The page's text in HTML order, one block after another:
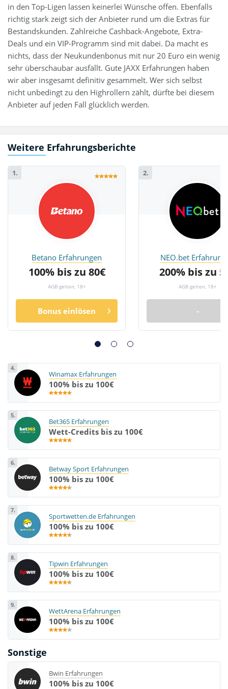
in den Top-Ligen lassen keinerlei Wünsche offen. Ebenfalls
richtig stark zeigt sich der Anbieter rund um die Extras für
Bestandskunden. Zahlreiche Cashback-Angebote, Extra-
Deals und ein VIP-Programm sind mit dabei. Da macht es
nichts, dass der Neukundenbonus mit nur 20 Euro ein wenig
sehr überschaubar ausfällt. Gute JAXX Erfahrungen haben
wir aber insgesamt definitiv gesammelt. Wer sich selbst
nicht unbedingt zu den Highrollern zählt, dürfte bei diesem
Anbieter auf jeden Fall glücklich werden.
Weitere Erfahrungsberichte
1.
Betano Erfahrungen
100% bis zu 80€
AGB gelten, 18+
Bonus einlösen
2.
NEO.bet
200% bis zu
AGB gelten, 18+
-
4.
Winamax Erfahrungen
100% bis zu 100€
5.
Bet365 Erfahrungen
Wett-Credits bis zu 100€
6.
Betway Sport Erfahrungen
100% bis zu 100€
7.
Sportwetten.de Erfahrungen
100% bis zu 100€
8.
Tipwin Erfahrungen
100% bis zu 100€
9.
WettArena Erfahrungen
100% bis zu 100€
Sonstige
Bwin Erfahrungen
100% bis zu 100€